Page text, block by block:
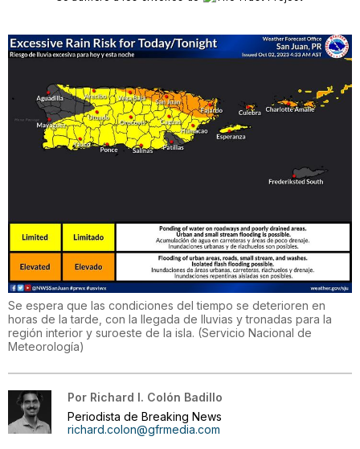
Se espera que las condiciones del tiempo se deterioren en
horas de la tarde, con la llegada de lluvias y tronadas para la
región interior y suroeste de la isla. (Servicio Nacional de
Meteorología)
Por Richard I. Colón Badillo
Periodista de Breaking News
richard.colon@gfrmedia.com